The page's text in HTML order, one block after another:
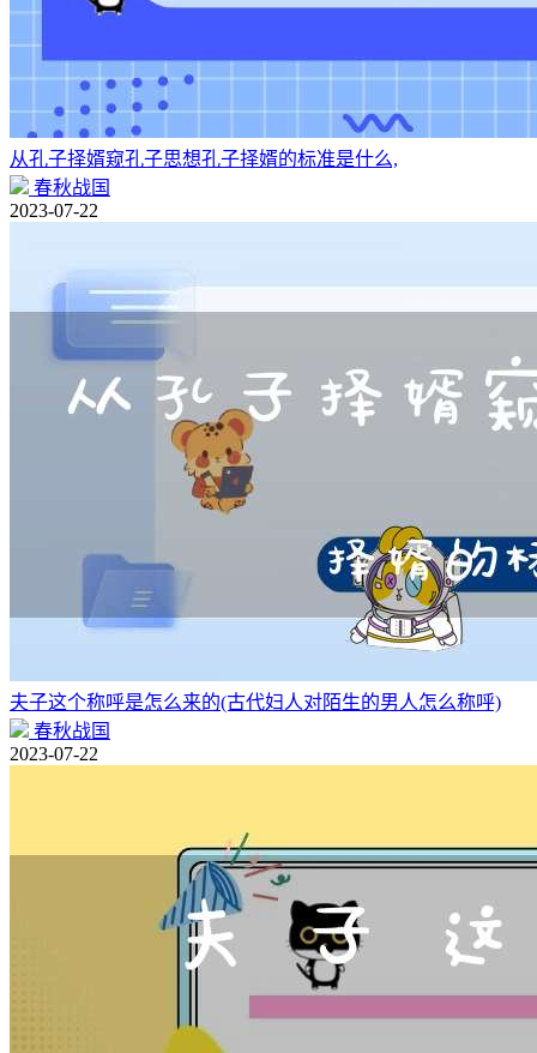
从孔子择婿窥孔子思想孔子择婿的标准是什么,
春秋战国
2023-07-22
夫子这个称呼是怎么来的(古代妇人对陌生的男人怎么称呼)
春秋战国
2023-07-22